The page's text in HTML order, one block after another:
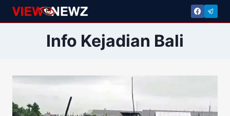
Skip
to
Info Kejadian Bali